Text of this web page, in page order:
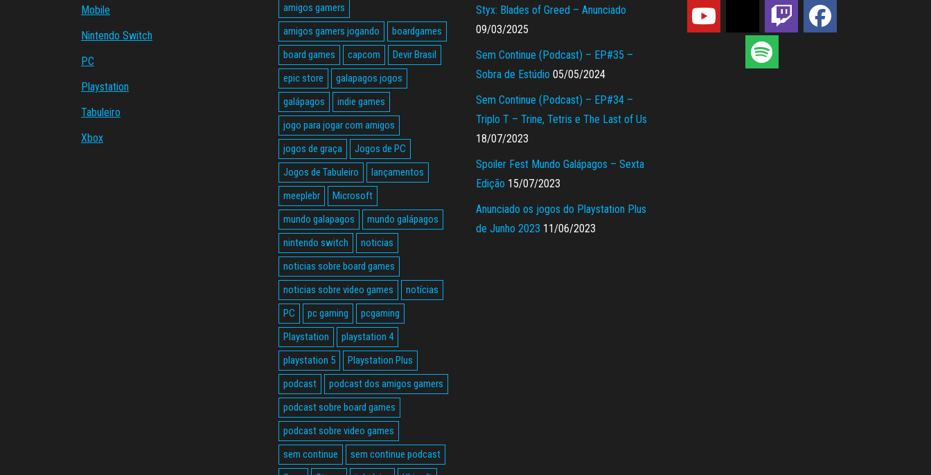
Mobile
Nintendo Switch
PC
Playstation
Tabuleiro
Xbox
amigos gamers
amigos gamers jogando
boardgames
board games
capcom
Devir Brasil
epic store
galapagos jogos
galápagos
indie games
jogo para jogar com amigos
jogos de graça
Jogos de PC
Jogos de Tabuleiro
lançamentos
meeplebr
Microsoft
mundo galapagos
mundo galápagos
nintendo switch
noticias
noticias sobre board games
noticias sobre video games
notícias
PC
pc gaming
pcgaming
Playstation
playstation 4
playstation 5
Playstation Plus
podcast
podcast dos amigos gamers
podcast sobre board games
podcast sobre video games
sem continue
sem continue podcast
Styx: Blades of Greed – Anunciado
09/03/2025
Sem Continue (Podcast) – EP#35 –
Sobra de Estúdio 05/05/2024
Sem Continue (Podcast) – EP#34 –
Triplo T – Trine, Tetris e The Last of Us
18/07/2023
Spoiler Fest Mundo Galápagos – Sexta
Edição 15/07/2023
Anunciado os jogos do Playstation Plus
de Junho 2023 11/06/2023